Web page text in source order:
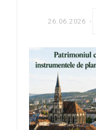
26.06.2026